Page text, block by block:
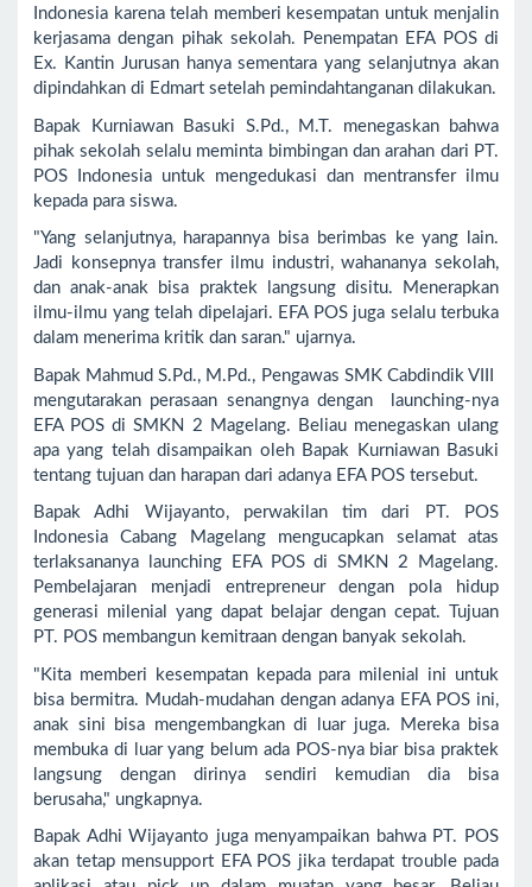
Indonesia karena telah memberi kesempatan untuk menjalin
kerjasama dengan pihak sekolah. Penempatan EFA POS di
Ex. Kantin Jurusan hanya sementara yang selanjutnya akan
dipindahkan di Edmart setelah pemindahtanganan dilakukan.
Bapak Kurniawan Basuki S.Pd., M.T. menegaskan bahwa
pihak sekolah selalu meminta bimbingan dan arahan dari PT.
POS Indonesia untuk mengedukasi dan mentransfer ilmu
kepada para siswa.
"Yang selanjutnya, harapannya bisa berimbas ke yang lain.
Jadi konsepnya transfer ilmu industri, wahananya sekolah,
dan anak-anak bisa praktek langsung disitu. Menerapkan
ilmu-ilmu yang telah dipelajari. EFA POS juga selalu terbuka
dalam menerima kritik dan saran." ujarnya.
Bapak Mahmud S.Pd., M.Pd., Pengawas SMK Cabdindik VIII
mengutarakan perasaan senangnya dengan launching-nya
EFA POS di SMKN 2 Magelang. Beliau menegaskan ulang
apa yang telah disampaikan oleh Bapak Kurniawan Basuki
tentang tujuan dan harapan dari adanya EFA POS tersebut.
Bapak Adhi Wijayanto, perwakilan tim dari PT. POS
Indonesia Cabang Magelang mengucapkan selamat atas
terlaksananya launching EFA POS di SMKN 2 Magelang.
Pembelajaran menjadi entrepreneur dengan pola hidup
generasi milenial yang dapat belajar dengan cepat. Tujuan
PT. POS membangun kemitraan dengan banyak sekolah.
"Kita memberi kesempatan kepada para milenial ini untuk
bisa bermitra. Mudah-mudahan dengan adanya EFA POS ini,
anak sini bisa mengembangkan di luar juga. Mereka bisa
membuka di luar yang belum ada POS-nya biar bisa praktek
langsung dengan dirinya sendiri kemudian dia bisa
berusaha," ungkapnya.
Bapak Adhi Wijayanto juga menyampaikan bahwa PT. POS
akan tetap mensupport EFA POS jika terdapat trouble pada